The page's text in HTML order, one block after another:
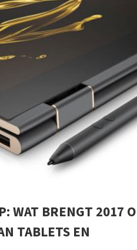
WAT BRENGT 2017
TABLETS EN